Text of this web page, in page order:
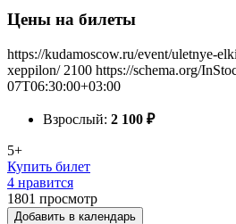
Цены на билеты
https://kudamoscow.ru/event/uletnye-
xeppilon/ 2100 https://schema.org/
07T06:30:00+03:00
Взрослый: 2 100 ₽
5+
Купить билет
4 нравится
1801 просмотр
Добавить в календарь